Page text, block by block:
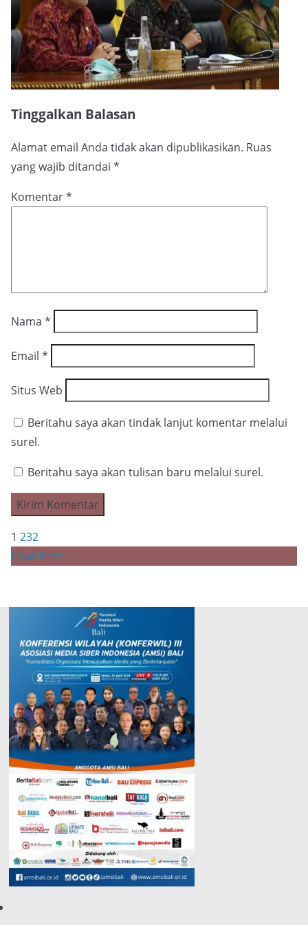
Tinggalkan Balasan
Alamat email Anda tidak akan dipublikasikan. Ruas
yang wajib ditandai *
Komentar*
Nama *
Email *
Situs Web
Beritahu saya akan tindak lanjut komentar melalui
surel.
Beritahu saya akan tulisan baru melalui surel.
1 232
Load Post